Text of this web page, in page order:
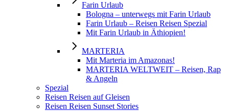
Farin Urlaub
Bologna – unterwegs mit Farin Urlaub
Farin Urlaub – Reisen Reisen Spezial
Mit Farin Urlaub in Äthiopien!
MARTERIA
Mit Marteria im Amazonas!
MARTERIA WELTWEIT – Reisen, Rap
& Angeln
Spezial
Reisen Reisen auf Gleisen
Reisen Reisen Sunset Stories